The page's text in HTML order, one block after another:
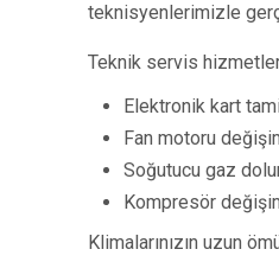
teknisyenlerimizle
Teknik servis
Elektronik kart
Fan motoru
Soğutucu gaz
Kompresör
Klimalarınızın uzun